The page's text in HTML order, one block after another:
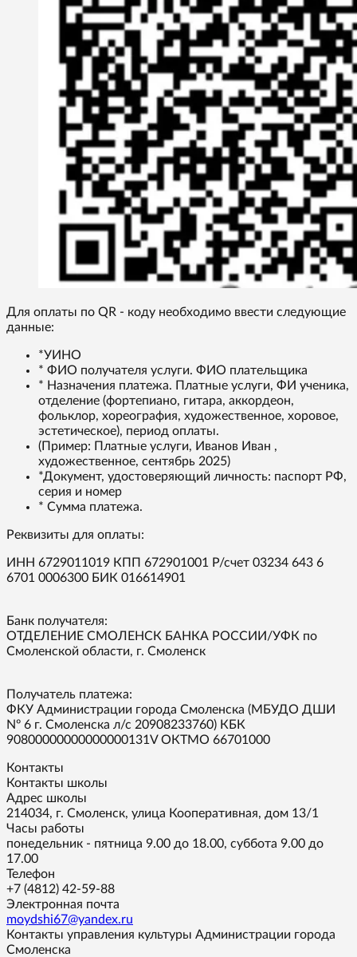
Для оплаты по QR - коду необходимо ввести следующие
данные:
*УИНО
* ФИО получателя услуги. ФИО плательщика
* Назначения платежа. Платные услуги, ФИ ученика,
отделение (фортепиано, гитара, аккордеон,
фольклор, хореография, художественное, хоровое,
эстетическое), период оплаты.
(Пример: Платные услуги, Иванов Иван ,
художественное, сентябрь 2025)
*Документ, удостоверяющий личность: паспорт РФ,
серия и номер
* Сумма платежа.
Реквизиты для оплаты:
ИНН 6729011019 КПП 672901001 Р/счет 03234 643 6
6701 0006300 БИК 016614901
Банк получателя:
ОТДЕЛЕНИЕ СМОЛЕНСК БАНКА РОССИИ/УФК по
Смоленской области, г. Смоленск
Получатель платежа:
ФКУ Администрации города Смоленска (МБУДО ДШИ
Nº 6 г. Смоленска л/с 20908233760) КБК
90800000000000000131V ОКТМО 66701000
Контакты
Контакты школы
Адрес школы
214034, г. Смоленск, улица Кооперативная, дом 13/1
Часы работы
понедельник - пятница 9.00 до 18.00, суббота 9.00 до
17.00
Телефон
+7 (4812) 42-59-88
Электронная почта
moydshi67@yandex.ru
Контакты управления культуры Администрации города
Смоленска